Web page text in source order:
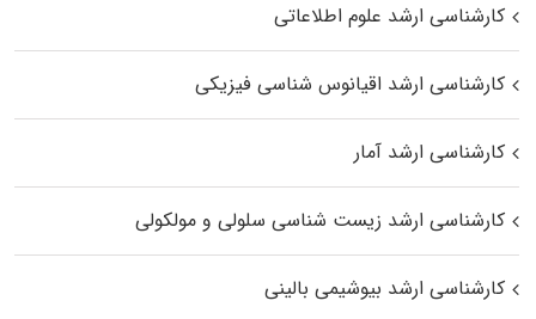
کارشناسی ارشد علوم اطلاعاتی
کارشناسی ارشد اقیانوس‌ شناسی فیزیکی
کارشناسی ارشد آمار
کارشناسی ارشد زیست شناسی سلولی و مولکولی
کارشناسی ارشد بیوشیمی بالینی